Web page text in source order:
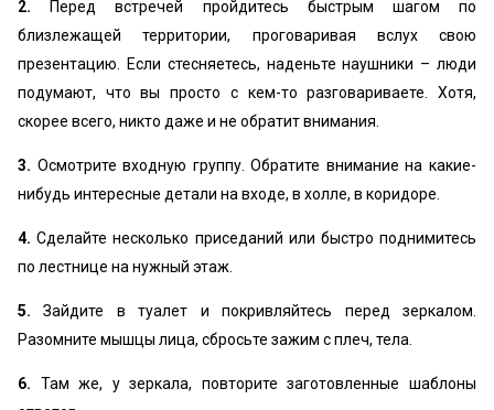
2.Перед встречей пройдитесь быстрым шагом по
близлежащей территории, проговаривая вслух свою
презентацию. Если стесняетесь, наденьте наушники – люди
подумают, что вы просто с кем-то разговариваете. Хотя,
скорее всего, никто даже и не обратит внимания.
3. Осмотрите входную группу. Обратите внимание на какие-
нибудь интересные детали на входе, в холле, в коридоре.
4.Сделайте несколько приседаний или быстро поднимитесь
по лестнице на нужный этаж.
5.Зайдите в туалет и покривляйтесь перед зеркалом.
Разомните мышцы лица, сбросьте зажим с плеч, тела.
6. Там же, у зеркала, повторите заготовленные шаблоны